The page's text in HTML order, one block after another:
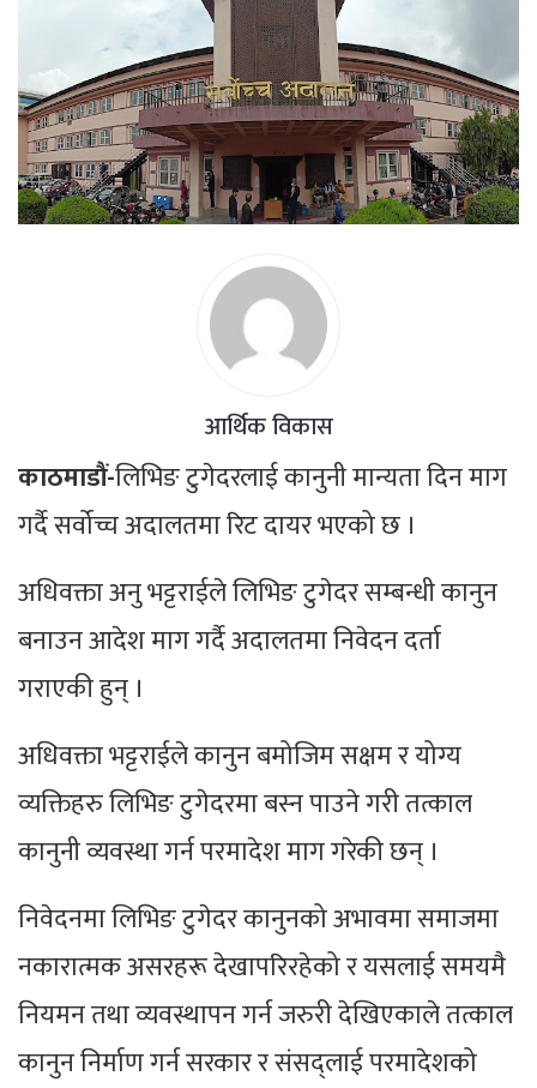
आर्थिक विकास
काठमाडौं-लिभिङ टुगेदरलाई कानुनी मान्यता दिन माग
गर्दै सर्वोच्च अदालतमा रिट दायर भएको छ ।
अधिवक्ता अनु भट्टराईले लिभिङ टुगेदर सम्बन्धी कानुन
बनाउन आदेश माग गर्दै अदालतमा निवेदन दर्ता
गराएकी हुन् ।
अधिवक्ता भट्टराईले कानुन बमोजिम सक्षम र योग्य
व्यक्तिहरु लिभिङ टुगेदरमा बस्न पाउने गरी तत्काल
कानुनी व्यवस्था गर्न परमादेश माग गरेकी छन् ।
निवेदनमा लिभिङ टुगेदर कानुनको अभावमा समाजमा
नकारात्मक असरहरू देखापरिरहेको र यसलाई समयमै
नियमन तथा व्यवस्थापन गर्न जरुरी देखिएकाले तत्काल
कानुन निर्माण गर्न सरकार र संसद्लाई परमादेशको